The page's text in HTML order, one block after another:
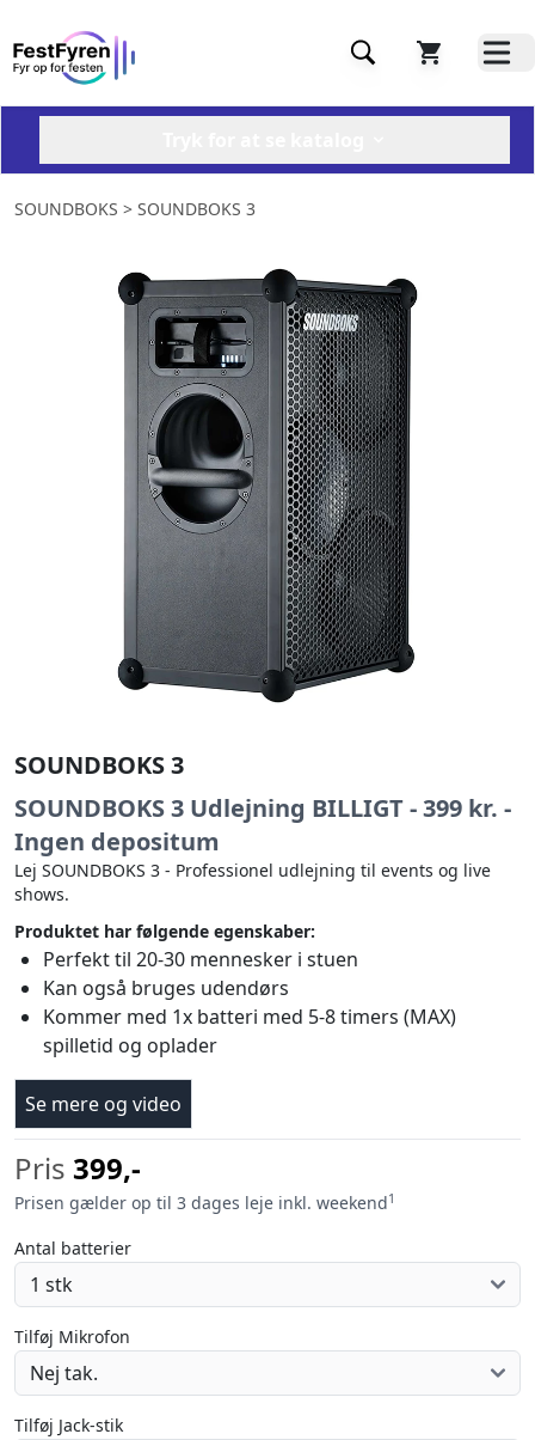
SOUNDBOKS > SOUNDBOKS 3
SOUNDBOKS 3
SOUNDBOKS 3 Udlejning BILLIGT - 399 kr. -
Ingen depositum
Lej SOUNDBOKS 3 - Professionel udlejning til events og live
shows.
Produktet har følgende egenskaber:
Perfekt til 20-30 mennesker i stuen
Kan også bruges udendørs
Kommer med 1x batteri med 5-8 timers (MAX)
spilletid og oplader
Se mere og video
Pris 399,-
Prisen gælder op til 3 dages leje inkl. weekend1
Antal batterier
Tilføj Mikrofon
Tilføj Jack-stik